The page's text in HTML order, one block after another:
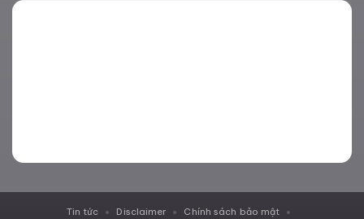
Tin tức Disclaimer Chính sách bảo mật